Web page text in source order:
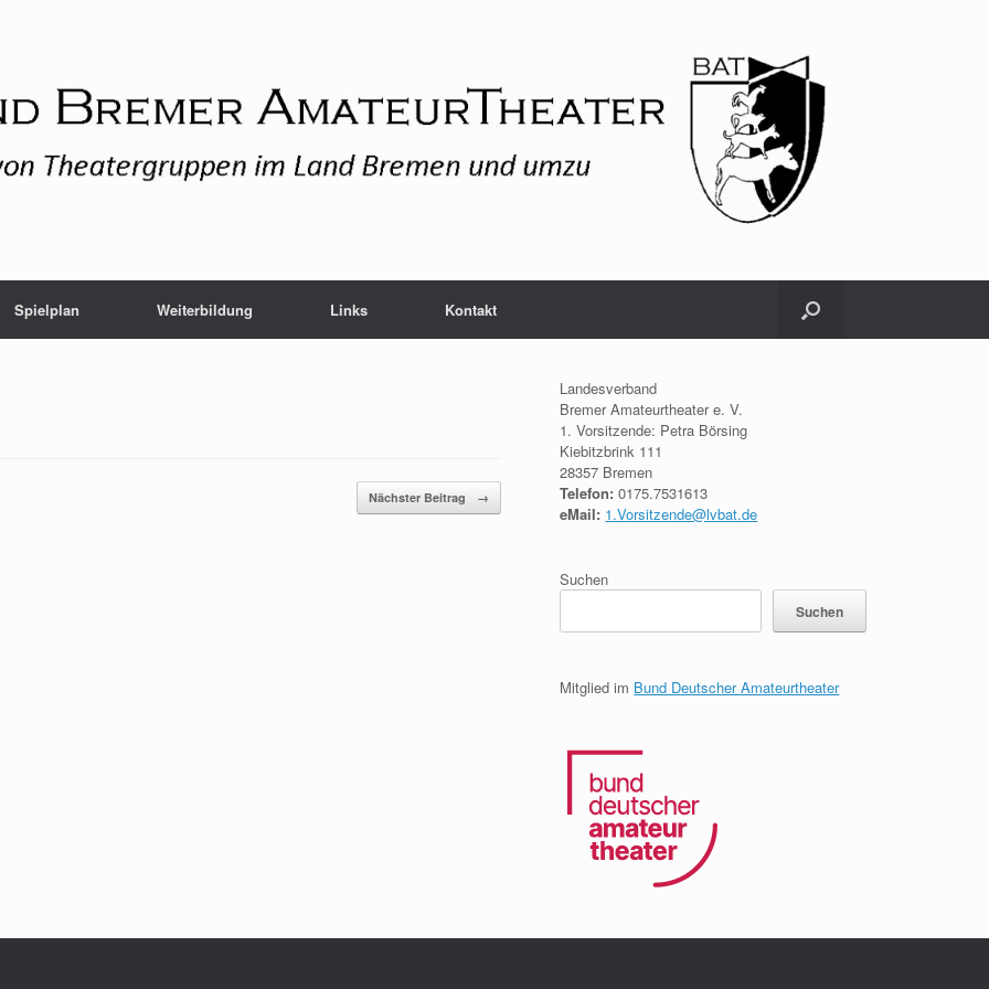
Spielplan Weiterbildung Links Kontakt
Nächster Beitrag →
Landesverband
Bremer Amateurtheater e. V.
1. Vorsitzende: Petra Börsing
Kiebitzbrink 111
28357 Bremen
Telefon: 0175.7531613
eMail: 1.Vorsitzende@lvbat.de
Suchen
Suchen
Mitglied im Bund Deutscher Amateurtheater